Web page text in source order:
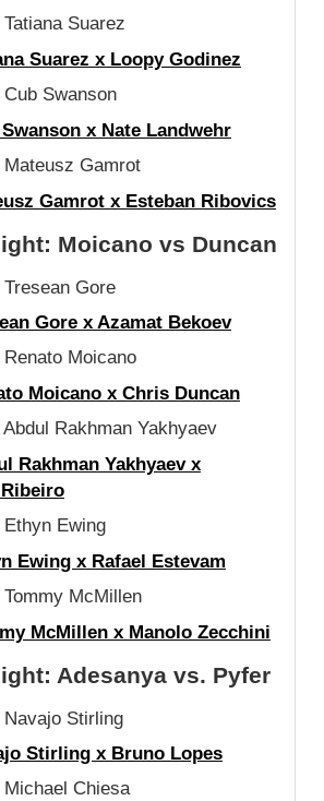
Tatiana Suarez
Suarez x Loopy Godinez
Cub Swanson
x Nate Landwehr
Mateusz Gamrot
Gamrot x Esteban Ribovics
Moicano vs Duncan
Tresean Gore
Gore x Azamat Bekoev
Renato Moicano
Moicano x Chris Duncan
Abdul Rakhman Yakhyaev
Rakhman Yakhyaev x
Ethyn Ewing
Ewing x Rafael Estevam
Tommy McMillen
McMillen x Manolo Zecchini
Adesanya vs. Pyfer
Navajo Stirling
Stirling x Bruno Lopes
Michael Chiesa